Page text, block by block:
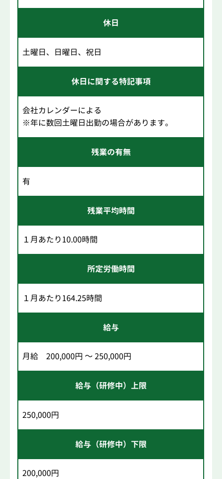
休日
土曜日、日曜日、祝日
休日に関する特記事項
会社カレンダーによる
※年に数回土曜日出勤の場合があります。
残業の有無
有
残業平均時間
１月あたり10.00時間
所定労働時間
１月あたり164.25時間
給与
月給 200,000円 ～ 250,000円
給与（研修中）上限
250,000円
給与（研修中）下限
200,000円